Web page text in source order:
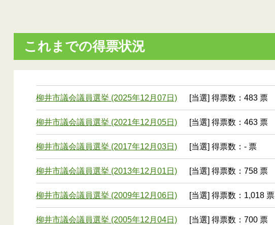
これまでの得票状況
柳井市議会議員選挙 (2025年12月07日) [当選] 得票数：483 票
柳井市議会議員選挙 (2021年12月05日) [当選] 得票数：463 票
柳井市議会議員選挙 (2017年12月03日) [当選] 得票数：- 票
柳井市議会議員選挙 (2013年12月01日) [当選] 得票数：758 票
柳井市議会議員選挙 (2009年12月06日) [当選] 得票数：1,018 票
柳井市議会議員選挙 (2005年12月04日) [当選] 得票数：700 票